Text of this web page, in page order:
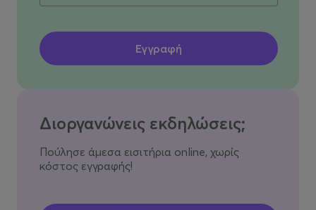
Διοργανώνεις εκδηλώσεις;
Πούλησε άμεσα εισιτήρια online, χωρίς
κόστος εγγραφής!